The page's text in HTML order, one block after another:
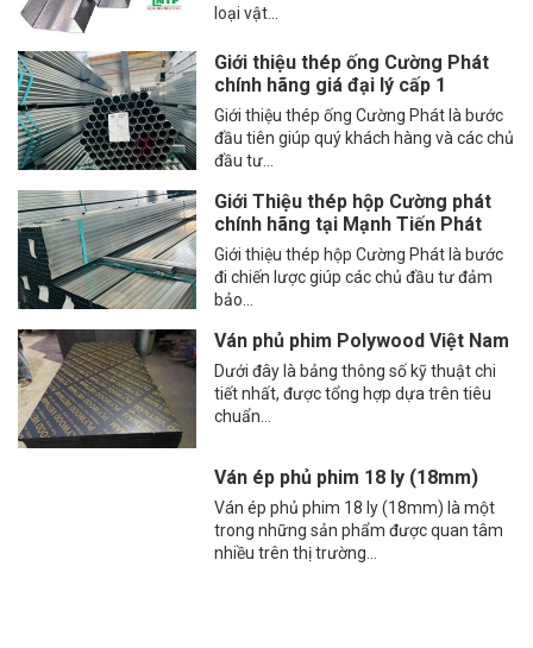
loại vật...
Giới thiệu thép ống Cường Phát
chính hãng giá đại lý cấp 1
Giới thiệu thép ống Cường Phát là bước
đầu tiên giúp quý khách hàng và các chủ
đầu tư...
Giới Thiệu thép hộp Cường phát
chính hãng tại Mạnh Tiến Phát
Giới thiệu thép hộp Cường Phát là bước
đi chiến lược giúp các chủ đầu tư đảm
bảo...
Ván phủ phim Polywood Việt Nam
Dưới đây là bảng thông số kỹ thuật chi
tiết nhất, được tổng hợp dựa trên tiêu
chuẩn...
Ván ép phủ phim 18 ly (18mm)
Ván ép phủ phim 18 ly (18mm) là một
trong những sản phẩm được quan tâm
nhiều trên thị trường...